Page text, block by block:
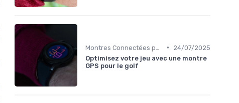
•
24/07/2025
Optimisez votre jeu avec une montre
GPS pour le golf